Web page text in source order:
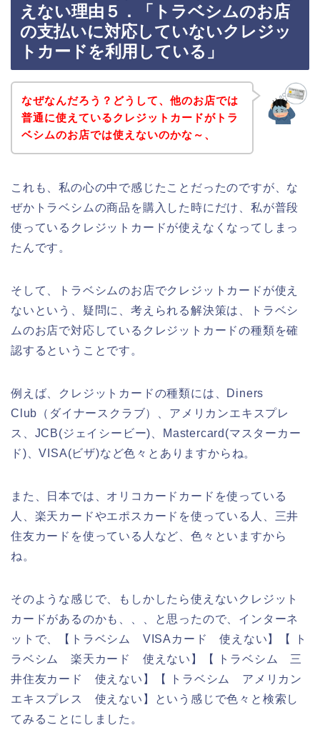
えない理由５．「トラベシムのお店
の支払いに対応していないクレジッ
トカードを利用している」
なぜなんだろう？どうして、他のお店では
普通に使えているクレジットカードがトラ
ベシムのお店では使えないのかな～、
これも、私の心の中で感じたことだったのですが、な
ぜかトラベシムの商品を購入した時にだけ、私が普段
使っているクレジットカードが使えなくなってしまっ
たんです。
そして、トラベシムのお店でクレジットカードが使え
ないという、疑問に、考えられる解決策は、トラベシ
ムのお店で対応しているクレジットカードの種類を確
認するということです。
例えば、クレジットカードの種類には、Diners
Club（ダイナースクラブ）、アメリカンエキスプレ
ス、JCB(ジェイシービー)、Mastercard(マスターカー
ド)、VISA(ビザ)など色々とありますからね。
また、日本では、オリコカードカードを使っている
人、楽天カードやエポスカードを使っている人、三井
住友カードを使っている人など、色々といますから
ね。
そのような感じで、もしかしたら使えないクレジット
カードがあるのかも、、、と思ったので、インターネ
ットで、【トラベシム VISAカード 使えない】【 ト
ラベシム 楽天カード 使えない】【 トラベシム 三
井住友カード 使えない】【 トラベシム アメリカン
エキスプレス 使えない】という感じで色々と検索し
てみることにしました。